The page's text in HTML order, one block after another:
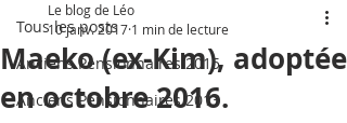
Tous les posts
Anciens Pensionnaires 2015
Anciens Pensionnaires 2013
Maeko (ex-Kim), adoptée
en octobre 2016.
Le blog de Léo
10 janv. 2017 1 min de lecture